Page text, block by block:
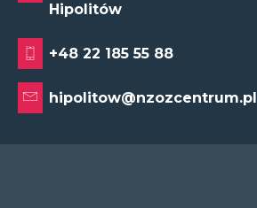
Hipolitów
+48 22 185 55 88
hipolitow@nzozcentrum.pl